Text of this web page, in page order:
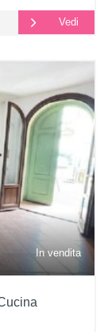
Vedi
In vendita